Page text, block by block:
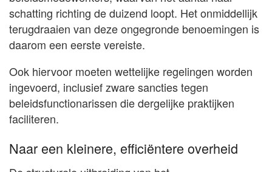
schatting richting de duizend loopt. Het onmiddellijk
terugdraaien van deze ongegronde benoemingen is
daarom een eerste vereiste.
Ook hiervoor moeten wettelijke regelingen worden
ingevoerd, inclusief zware sancties tegen
beleidsfunctionarissen die dergelijke praktijken
faciliteren.
Naar een kleinere, efficiëntere overheid